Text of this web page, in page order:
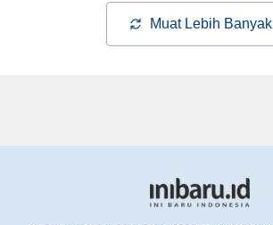
Muat Lebih Banyak